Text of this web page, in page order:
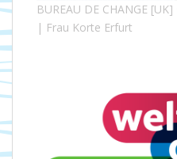
BUREAU DE CHANGE
| Frau Korte Erfurt